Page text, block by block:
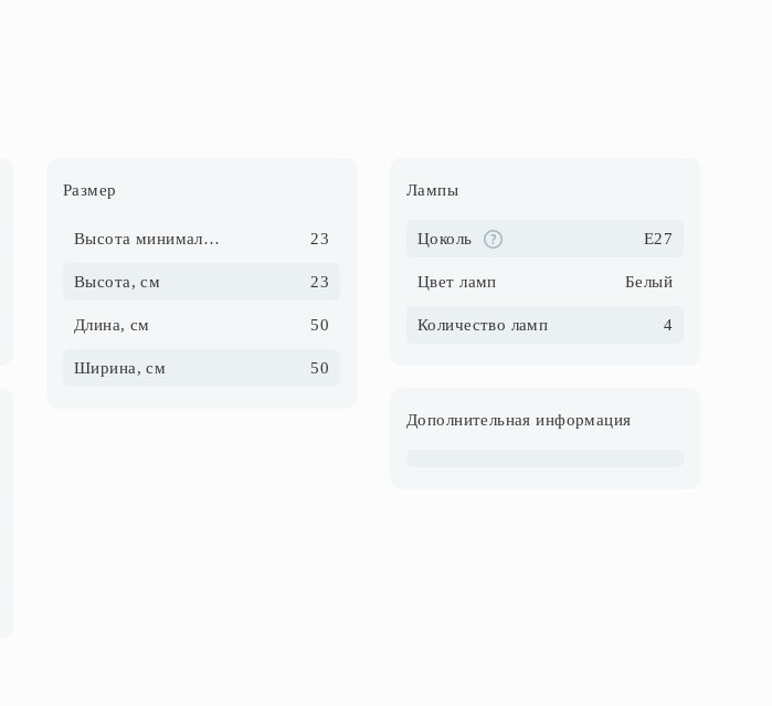
Размер
Высота минимальная, см 23
Высота, см 23
Длина, см 50
Ширина, см 50
Лампы
Цоколь E27
Цвет ламп Белый
Количество ламп 4
Дополнительная информация